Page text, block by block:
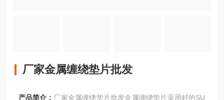
厂家金属缠绕垫片批发
产品简介： 厂家金属缠绕垫片批发金属缠绕垫片采用好的SU